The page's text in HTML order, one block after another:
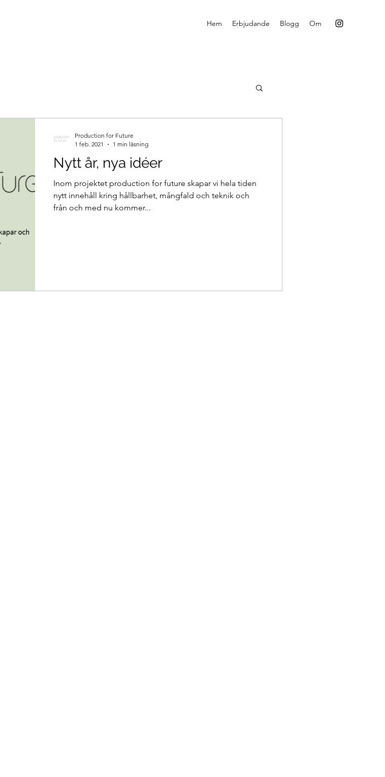
Hem Erbjudande Blogg Om
Nytt år, nya idéer
Inom projektet production for future skapar vi hela tiden
nytt innehåll kring hållbarhet, mångfald och teknik och
från och med nu kommer...
Production for Future
1 feb. 2021
1 min läsning